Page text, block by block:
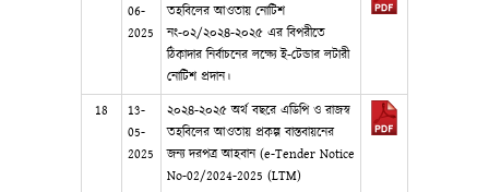
06-
2025
তহবিলের আওতায় নোটিশ
নং-০২/২০২৪-২০২৫ এর বিপরীতে
ঠিকাদার নির্বাচনের লক্ষ্যে ই-টেন্ডার লটারী
নোটিশ প্রদান।
18
13-
05-
2025
২০২৪-২০২৫ অর্থ বছরে এডিপি ও রাজস্ব
তহবিলের আওতায় প্রকল্প বাস্তবায়নের
জন্য দরপত্র আহবান (e-Tender Notice
No-02/2024-2025 (LTM)